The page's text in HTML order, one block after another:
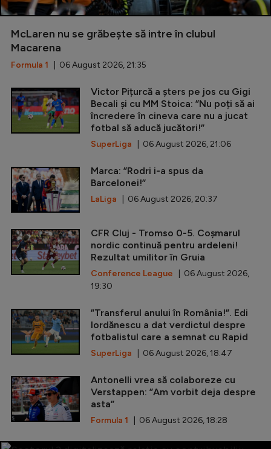
McLaren nu se grăbește să intre în clubul
Macarena
Formula 1 | 06 August 2026, 21:35
Victor Pițurcă a șters pe jos cu Gigi
Becali și cu MM Stoica: ”Nu poți să ai
încredere în cineva care nu a jucat
fotbal să aducă jucători!”
SuperLiga | 06 August 2026, 21:06
Marca: ”Rodri i-a spus da
Barcelonei!”
LaLiga | 06 August 2026, 20:37
CFR Cluj - Tromso 0-5. Coșmarul
nordic continuă pentru ardeleni!
Rezultat umilitor în Gruia
Conference League | 06 August 2026,
19:30
”Transferul anului în România!”. Edi
Iordănescu a dat verdictul despre
fotbalistul care a semnat cu Rapid
SuperLiga | 06 August 2026, 18:47
Antonelli vrea să colaboreze cu
Verstappen: ”Am vorbit deja despre
asta”
Formula 1 | 06 August 2026, 18:28